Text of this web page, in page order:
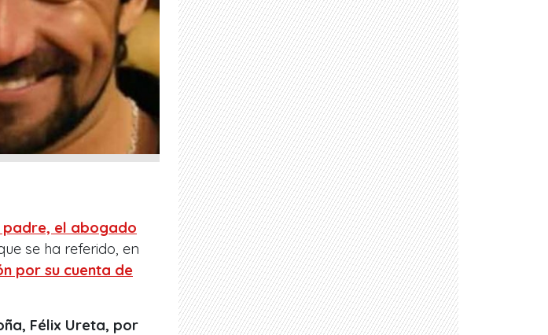
padre, el abogado
se ha referido, en
por su cuenta de
Félix Ureta, por